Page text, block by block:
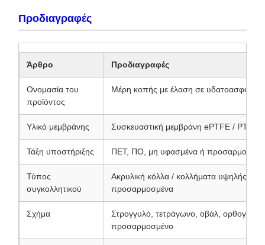
Προδιαγραφές
Άρθρο Προδιαγραφές
Ονομασία του
προϊόντος
Μέρη κοπής με έλαση σε υδατοασφαλείς
Υλικό μεμβράνης Συσκευαστική μεμβράνη ePTFE / PTFE
Τάξη υποστήριξης ΠΕΤ, ΠΟ, μη υφασμένα ή
Τύπος
συγκολλητικού
Ακρυλική κόλλα / κολλήματα υψηλής
προσαρμοσμένα
Σχήμα
Στρογγυλό, τετράγωνο, οβάλ, ορθογώνιο,
προσαρμοσμένο